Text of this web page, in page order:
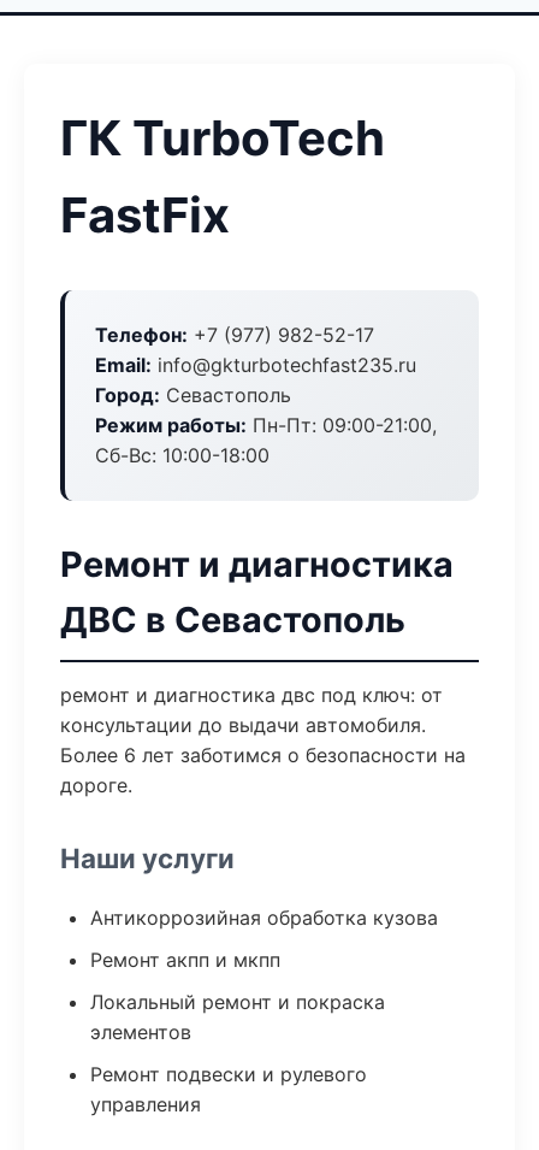
ГК TurboTech
FastFix
Телефон: +7 (977) 982-52-17
Email: info@gkturbotechfast235.ru
Город: Севастополь
Режим работы: Пн-Пт: 09:00-21:00,
Сб-Вс: 10:00-18:00
Ремонт и диагностика
ДВС в Севастополь
ремонт и диагностика двс под ключ: от
консультации до выдачи автомобиля.
Более 6 лет заботимся о безопасности на
дороге.
Наши услуги
Антикоррозийная обработка кузова
Ремонт акпп и мкпп
Локальный ремонт и покраска
элементов
Ремонт подвески и рулевого
управления